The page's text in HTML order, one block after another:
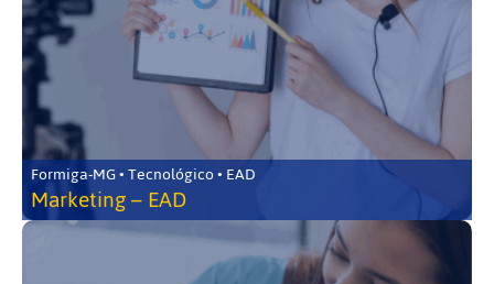
Formiga-MG • Tecnológico • EAD
Marketing – EAD